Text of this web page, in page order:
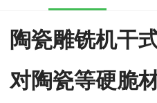
陶瓷雕铣机干
对陶瓷等硬脆